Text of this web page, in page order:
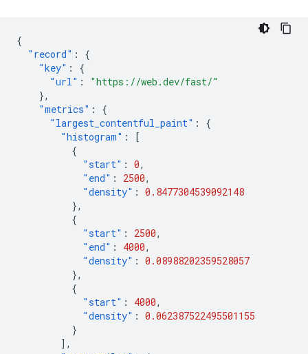
{
"record" :
{
"key" :
{
"url" :
"https://web.dev/fast/"
},
"metrics" :
{
"largest_contentful_paint" :
{
"histogram" :
[
{
"start" : 0,
"end" : 2500,
"density" : 0.8477304539092148
},
{
"start" : 2500,
"end" : 4000,
"density" : 0.08988202359528057
},
{
"start" : 4000,
"density" : 0.062387522495501155
}
],